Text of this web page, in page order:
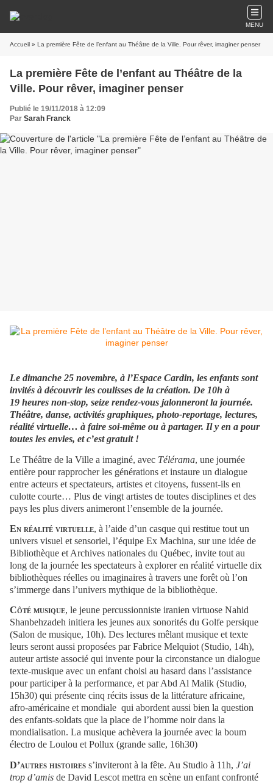
MENU
Accueil » La première Fête de l’enfant au Théâtre de la Ville. Pour rêver, imaginer penser
La première Fête de l’enfant au Théâtre de la
Ville. Pour rêver, imaginer penser
Publié le 19/11/2018 à 12:09
Par Sarah Franck
Le dimanche 25 novembre, à l’Espace Cardin, les enfants sont
invités à découvrir les coulisses de la création. De 10h à
19 heures non-stop, seize rendez-vous jalonneront la journée.
Théâtre, danse, activités graphiques, photo-reportage, lectures,
réalité virtuelle… à faire soi-même ou à partager. Il y en a pour
toutes les envies, et c’est gratuit !
Le Théâtre de la Ville a imaginé, avec Télérama, une journée
entière pour rapprocher les générations et instaure un dialogue
entre acteurs et spectateurs, artistes et citoyens, fussent-ils en
culotte courte… Plus de vingt artistes de toutes disciplines et des
pays les plus divers animeront l’ensemble de la journée.
En réalité virtuelle, à l’aide d’un casque qui restitue tout un
univers visuel et sensoriel, l’équipe Ex Machina, sur une idée de
Bibliothèque et Archives nationales du Québec, invite tout au
long de la journée les spectateurs à explorer en réalité virtuelle dix
bibliothèques réelles ou imaginaires à travers une forêt où l’on
s’immerge dans l’univers mythique de la bibliothèque.
Côté musique, le jeune percussionniste iranien virtuose Nahid
Shanbehzadeh initiera les jeunes aux sonorités du Golfe persique
(Salon de musique, 10h). Des lectures mêlant musique et texte
leurs seront aussi proposées par Fabrice Melquiot (Studio, 14h),
auteur artiste associé qui invente pour la circonstance un dialogue
texte-musique avec un enfant choisi au hasard dans l’assistance
pour participer à la performance, et par Abd Al Malik (Studio,
15h30) qui présente cinq récits issus de la littérature africaine,
afro-américaine et mondiale qui abordent aussi bien la question
des enfants-soldats que la place de l’homme noir dans la
mondialisation. La musique achèvera la journée avec la boum
électro de Loulou et Pollux (grande salle, 16h30)
D’autres histoires s’inviteront à la fête. Au Studio à 11h, J’ai
trop d’amis de David Lescot mettra en scène un enfant confronté